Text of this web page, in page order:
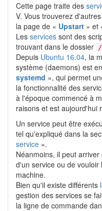
Cette page traite des
V. Vous trouverez
la page de « Upstart » et
Les services sont des
trouvant dans le dossier
Depuis Ubuntu 16.04, la
système (daemons) est
systemd », qui permet
la fonctionnalité des
à l'époque commencé à
raisons et est aujourd'hui
Un service peut être
tel qu'expliqué dans la
service ».
Néanmoins, il peut
d'un service ou de
machine.
Bien qu'il existe différents
gestion des services se
la ligne de commande